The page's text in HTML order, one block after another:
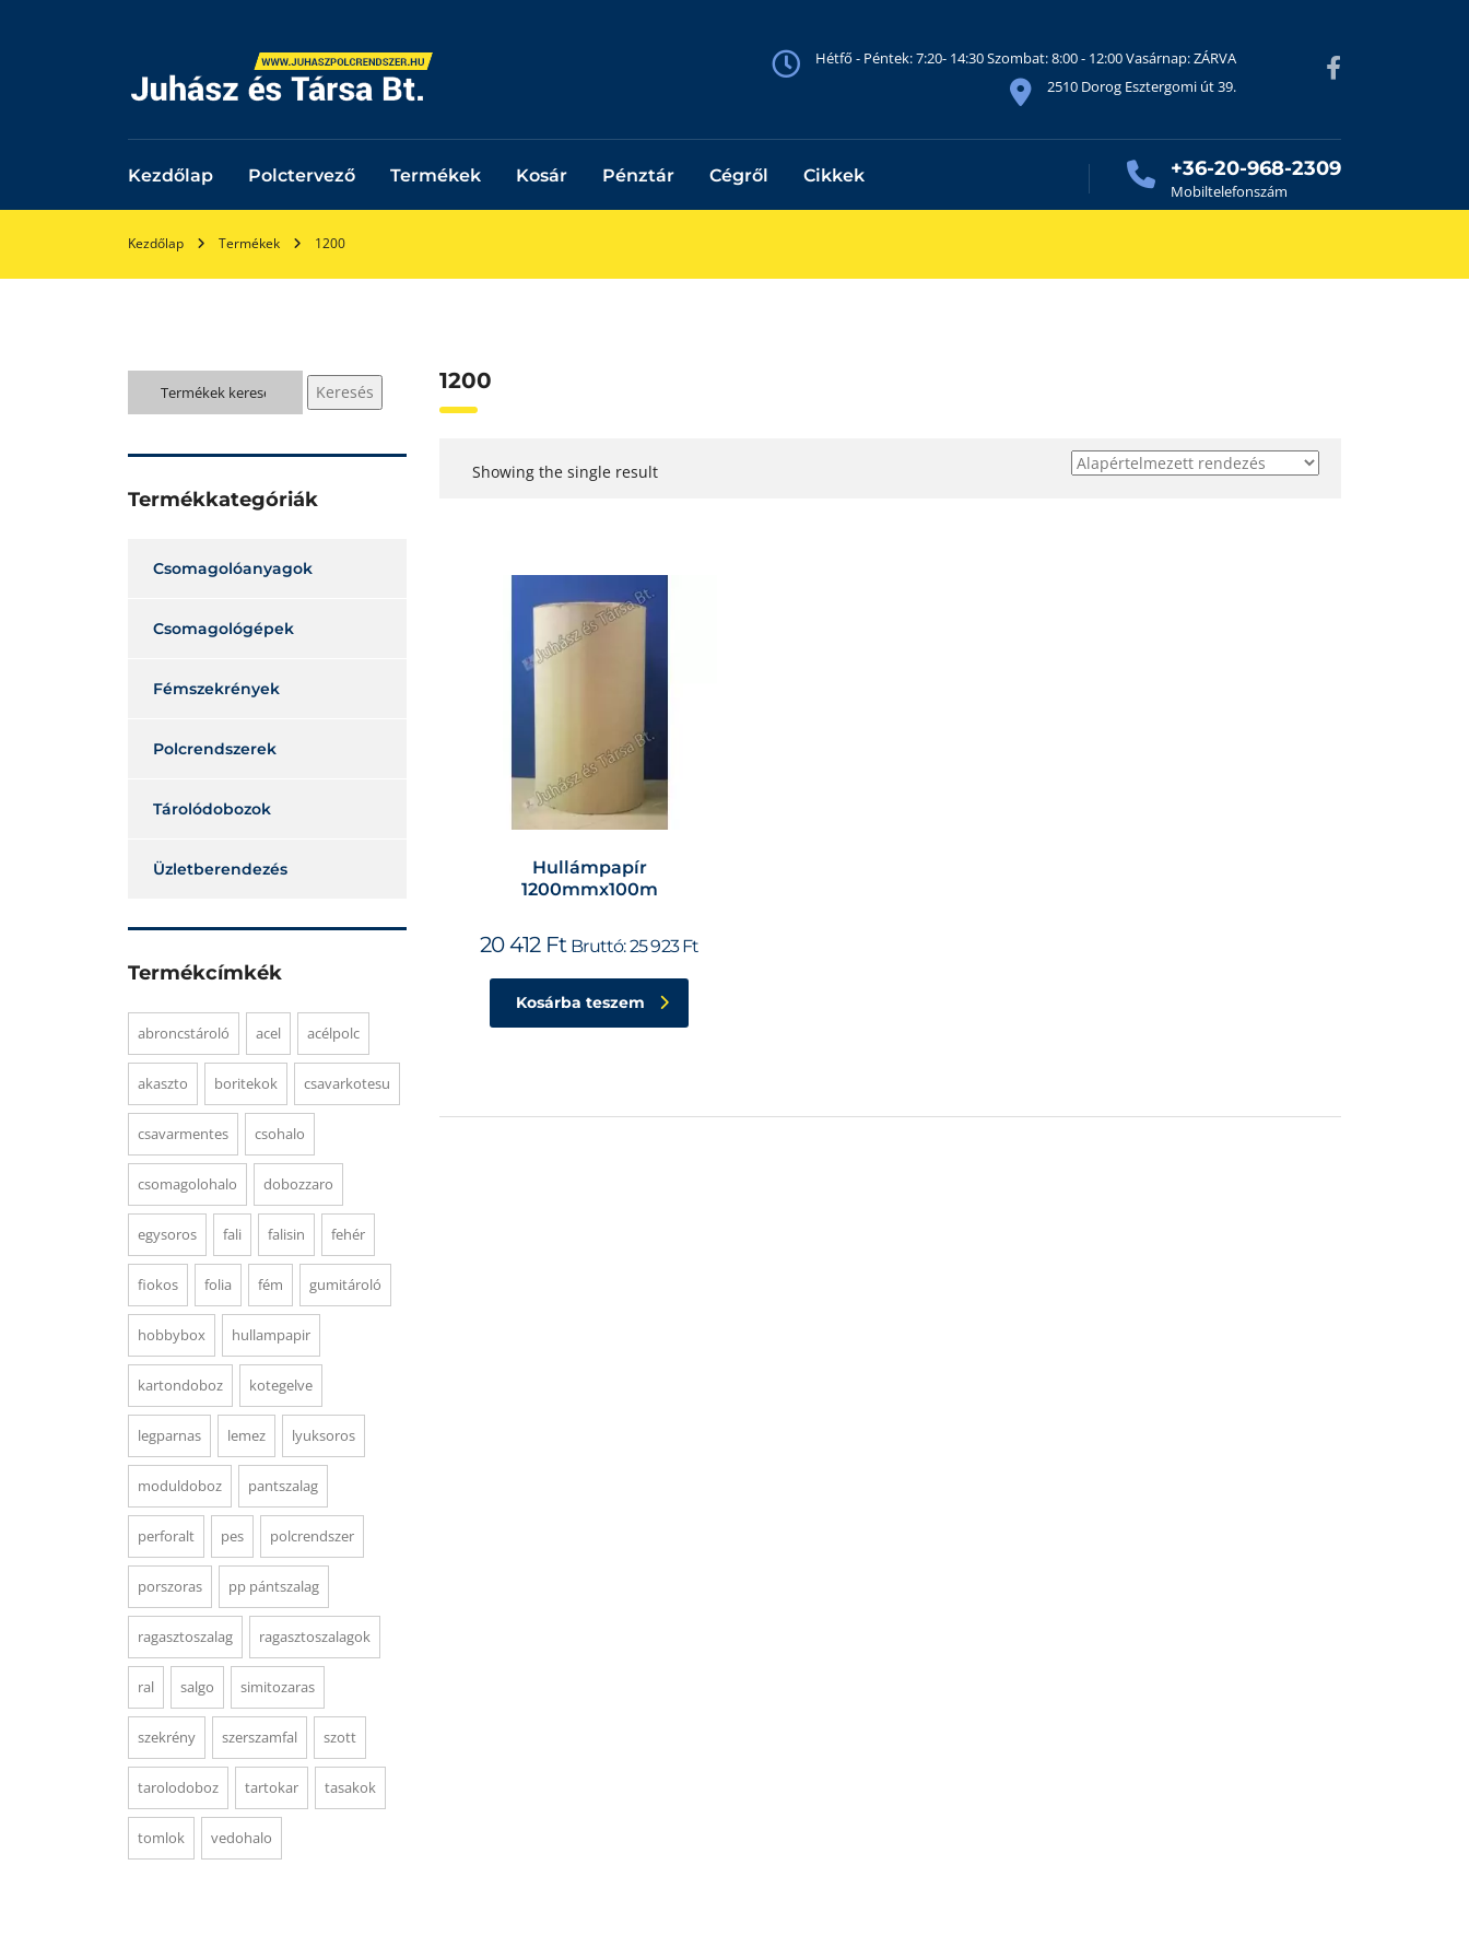
Hétfő - Péntek: 7:20- 14:30 Szombat: 8:00 - 12:00 Vasárnap: ZÁRVA
2510 Dorog Esztergomi út 39.
Kezdőlap Polctervező Termékek Kosár Pénztár Cégről Cikkek +36-20-968-2309
Mobiltelefonszám
Kezdőlap Termékek 1200
1200
Showing the single result
Hullámpapír
1200mmx100m
20 412 Ft Bruttó:25 923Ft
Kosárba teszem
Keresés
a
Keresés
Termékkategóriák
Csomagolóanyagok
Csomagológépek
Fémszekrények
Polcrendszerek
Tárolódobozok
Üzletberendezés
Termékcímkék
abroncstároló acel acélpolc
akaszto boritekok csavarkotesu
csavarmentes csohalo
csomagolohalo dobozzaro
egysoros fali falisin fehér
fiokos folia fém gumitároló
hobbybox hullampapir
kartondoboz kotegelve
legparnas lemez lyuksoros
moduldoboz pantszalag
perforalt pes polcrendszer
porszoras pp pántszalag
ragasztoszalag ragasztoszalagok
ral salgo simitozaras
szekrény szerszamfal szott
tarolodoboz tartokar tasakok
tomlok vedohalo